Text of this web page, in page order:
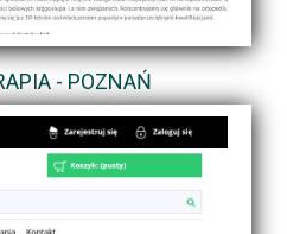
- POZNAŃ